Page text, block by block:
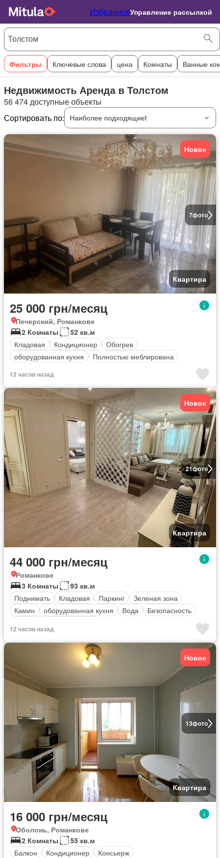
ИзбранноеУправление рассылкой
Фильтры Ключевые слова цена Комнаты Ванные
Недвижимость Аренда в Толстом
56 474 доступные объекты
Сортировать по:
Наиболее подходящиеt
7фото
Новое
Квартира
25 000 грн/месяц
Печерский, Романкове
2 Комнаты
52 кв.м
Кладовая
Кондиционер
Обогрев
оборудованная кухня
Полностью меблирована
12 часов назад
21фото
Новое
Квартира
44 000 грн/месяц
Романкове
3 Комнаты
93 кв.м
Поднимать
Кладовая Паркинг
Зеленая зона
Камин
оборудованная кухня Вода
Безопасность
12 часов назад
13фото
Новое
Квартира
16 000 грн/месяц
Оболонь, Романкове
2 Комнаты
55 кв.м
Балкон
Кондиционер
Консьерж